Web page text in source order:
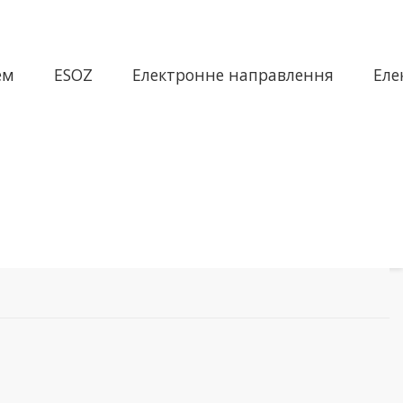
ESOZ Електронне направлення